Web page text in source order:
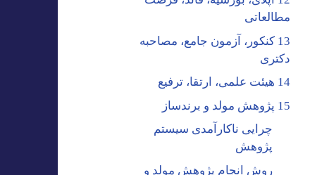
مطالعاتی
13 کنکور، آزمون جامع، مصاحبه
دکتری
14 هیئت علمی، ارتقا، ترفیع
15 پژوهش مولد و برندساز
چرایی ناکارآمدی سیستم
پژوهش
روش انجام پژوهش مولد و